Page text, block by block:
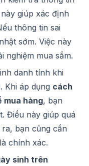
giúp xác định
thông tin sai
sớm. Việc này
nghiệm mua sắm.
danh tính khi
Khi áp dụng cách
mua hàng, bạn
Điều này giúp quá
bạn cũng cần
chính xác.
sinh trên